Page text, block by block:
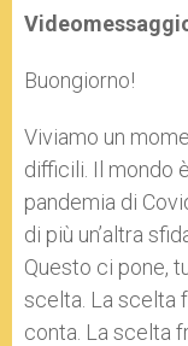
Buongiorno!
Viviamo un
difficili. Il mondo
pandemia di
di più un’altra
Questo ci pone,
scelta. La scelta
conta. La scelta